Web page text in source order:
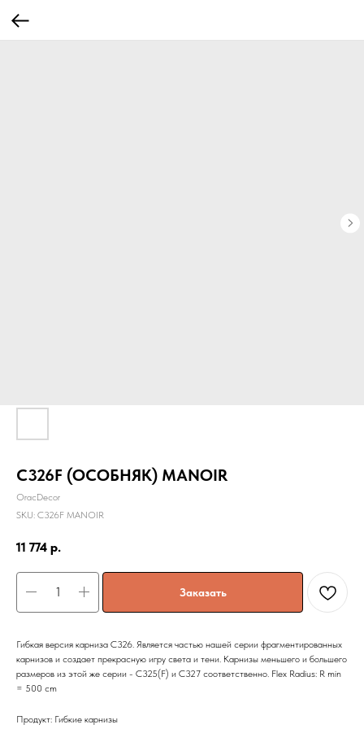
C326F (ОСОБНЯК) MANOIR
OracDecor
SKU: C326F MANOIR
11 774 р.
Заказать
Гибкая версия карниза C326. Является частью нашей серии фрагментированных
карнизов и создает прекрасную игру света и тени. Карнизы меньшего и большего
размеров из этой же серии - C325(F) и C327 соответственно. Flex Radius: R min
= 500 cm
Продукт: Гибкие карнизы